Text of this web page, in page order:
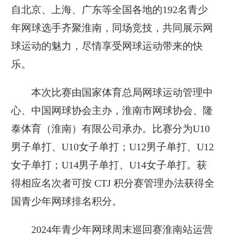
自北京、上海、广东等全国各地的192名青少
年网球选手齐聚淮南，同场竞技，共同展示网
球运动的魅力，尽情享受网球运动带来的快
乐。
本次比赛由国家体育总局网球运动管理中
心、中国网球协会主办，淮南市网球协会、隆
泰体育（淮南）有限公司承办。比赛分为U10
男子单打、U10女子单打；U12男子单打、U12
女子单打；U14男子单打、U14女子单打。获
得相应名次者可按 CTJ 积分赛管理办法获得全
国青少年网球排名积分。
2024年青少年网球周末巡回赛淮南站运营